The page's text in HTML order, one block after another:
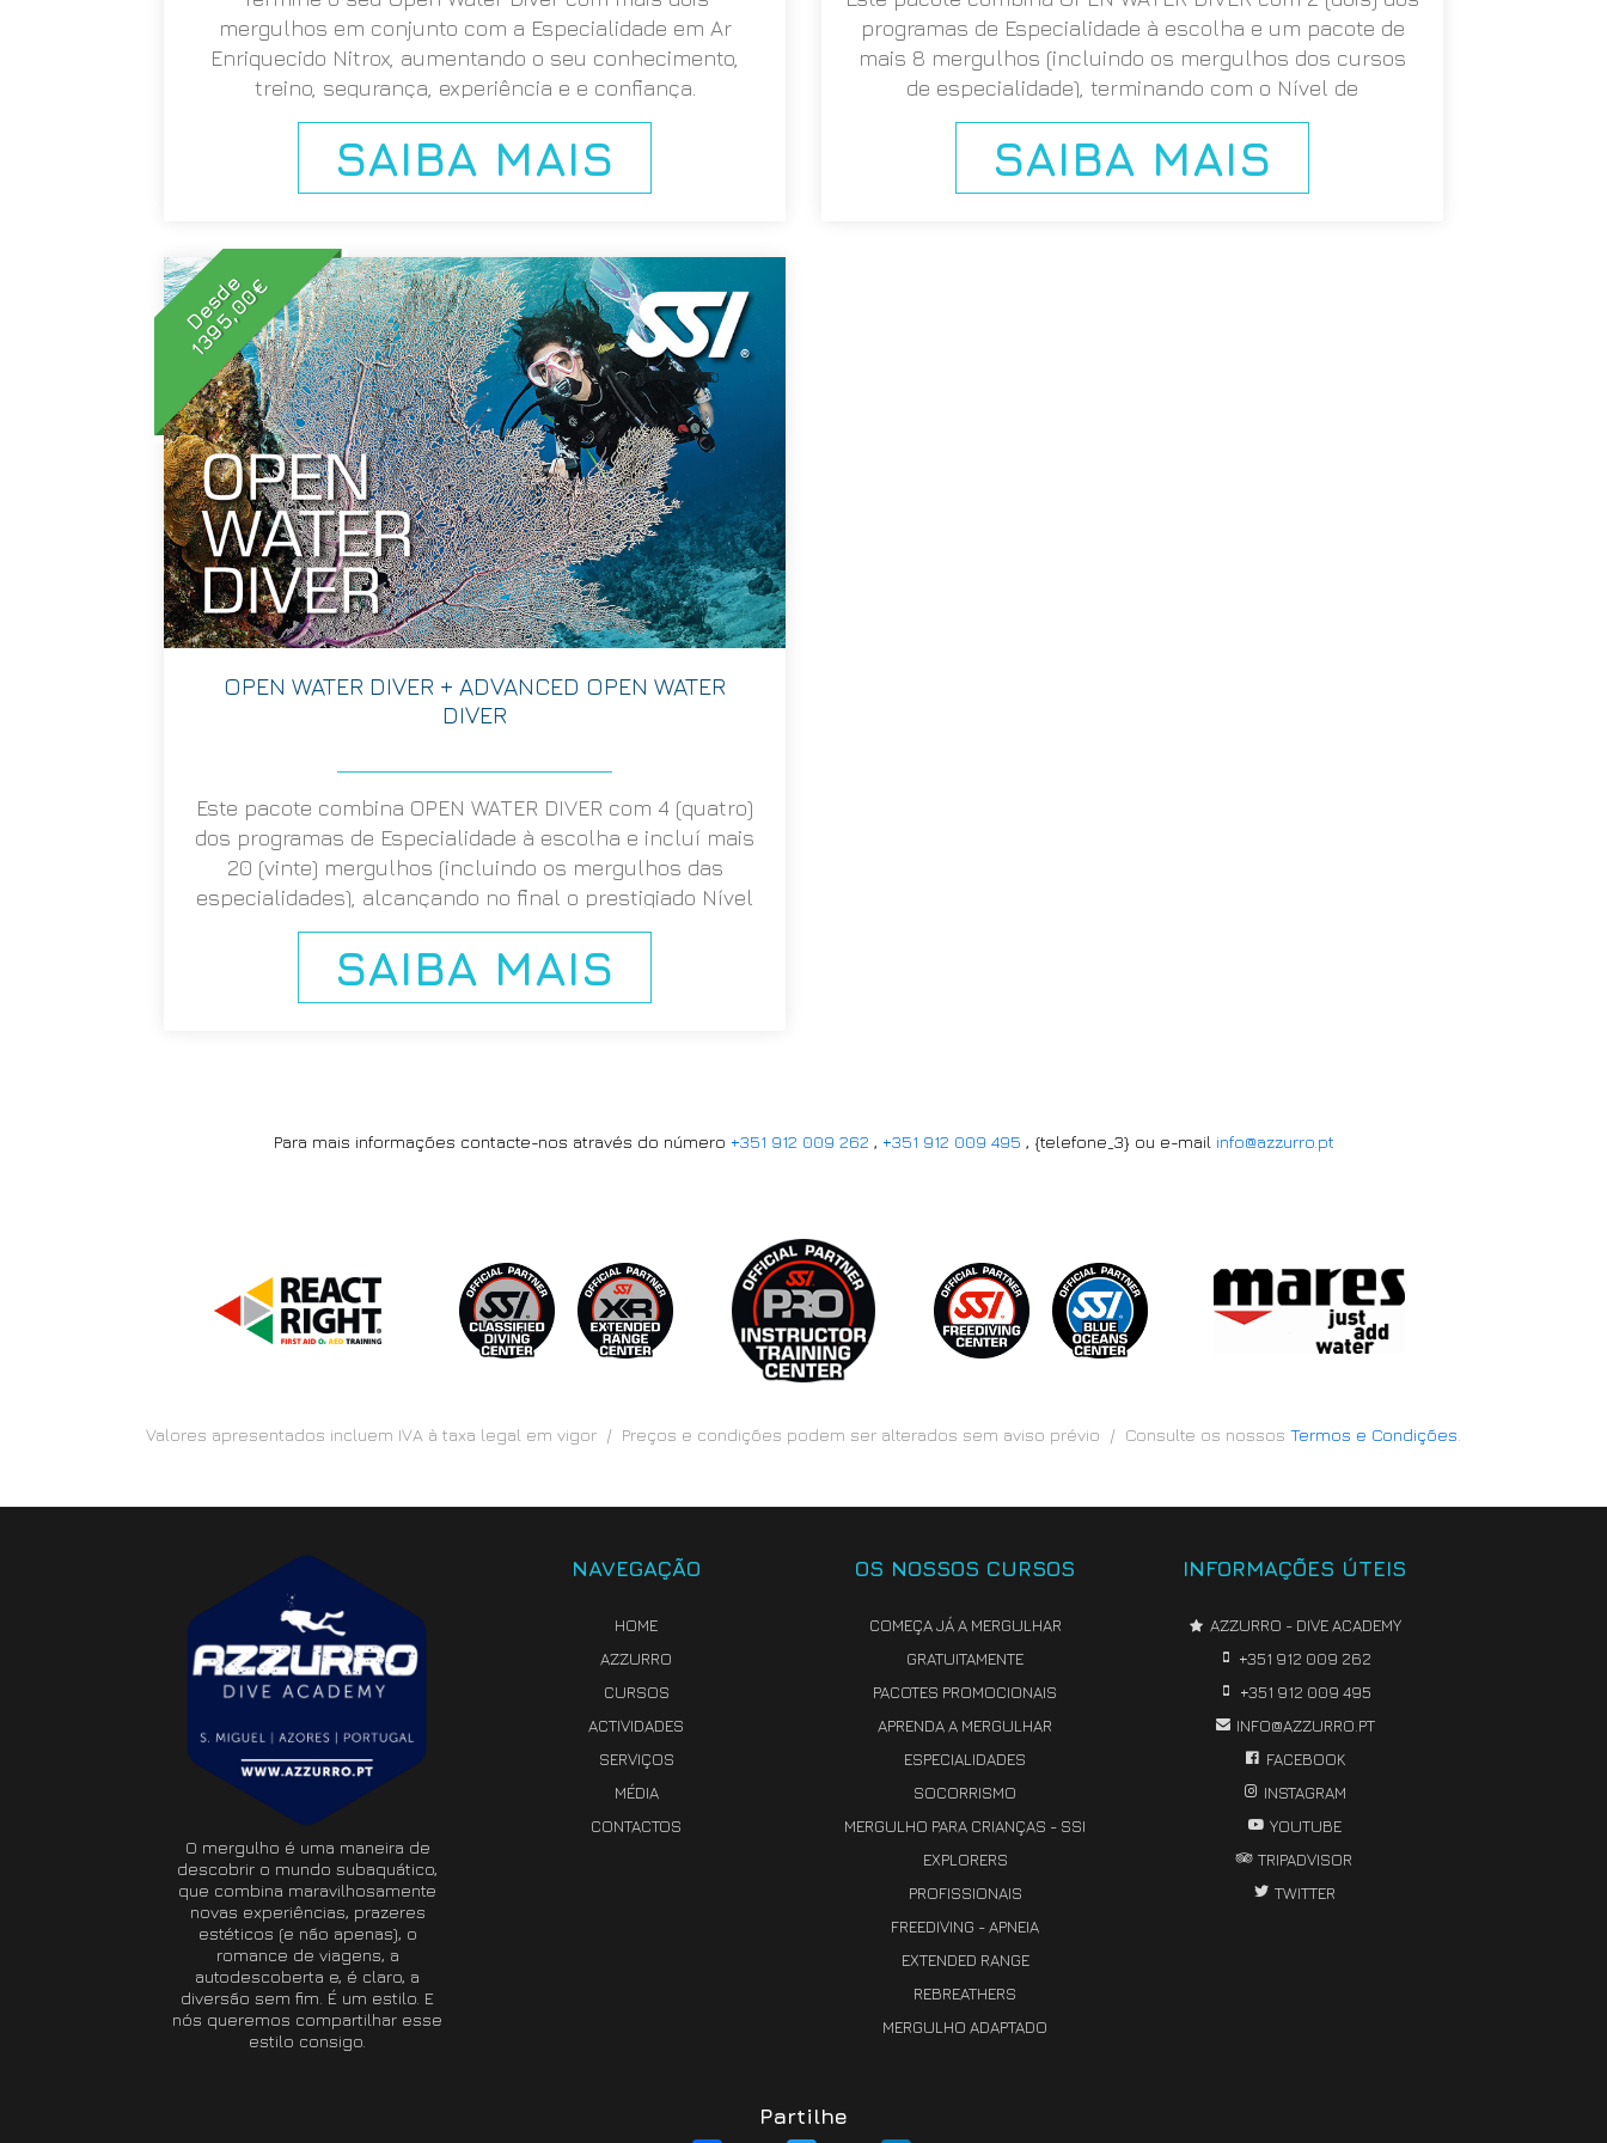
mergulhos em conjunto com a Especialidade em Ar
Enriquecido Nitrox, aumentando o seu conhecimento,
treino, segurança, experiência e e confiança.
SAIBA MAIS
programas de Especialidade à escolha e um pacote de
mais 8 mergulhos (incluindo os mergulhos dos cursos
de especialidade), terminando com o Nível de
Reconhecimento SSI SPECIALTY DIVER.
SAIBA MAIS
Desde
1395,00€
OPEN WATER DIVER + ADVANCED OPEN WATER
DIVER
Este pacote combina OPEN WATER DIVER com 4 (quatro)
dos programas de Especialidade à escolha e incluí mais
20 (vinte) mergulhos (incluindo os mergulhos das
especialidades), alcançando no final o prestigiado Nível
de Reconhecimento SSI ADVANCED OPEN WATER DIVER.
SAIBA MAIS
Para mais informações contacte-nos através do número +351 912 009 262 , +351 912 009 495 , {telefone_3} ou e-mail info@azzurro.pt
Valores apresentados incluem IVA à taxa legal em vigor / Preços e condições podem ser alterados sem aviso prévio / Consulte os nossos Termos e Condições
O mergulho é uma maneira de
descobrir o mundo subaquático,
que combina maravilhosamente
novas experiências, prazeres
estéticos (e não apenas), o
romance de viagens, a
autodescoberta e, é claro, a
diversão sem fim. É um estilo. E
nós queremos compartilhar esse
estilo consigo.
NAVEGAÇÃO
HOME
AZZURRO
CURSOS
ACTIVIDADES
SERVIÇOS
MÉDIA
CONTACTOS
OS NOSSOS CURSOS
COMEÇA JÁ A MERGULHAR
GRATUITAMENTE
PACOTES PROMOCIONAIS
APRENDA A MERGULHAR
ESPECIALIDADES
SOCORRISMO
MERGULHO PARA CRIANÇAS - SSI
EXPLORERS
PROFISSIONAIS
FREEDIVING - APNEIA
EXTENDED RANGE
REBREATHERS
MERGULHO ADAPTADO
INFORMAÇÕES ÚTEIS
AZZURRO - DIVE ACADEMY
+351 912 009 262
+351 912 009 495
INFO@AZZURRO.PT
FACEBOOK
INSTAGRAM
YOUTUBE
TRIPADVISOR
TWITTER
Partilhe